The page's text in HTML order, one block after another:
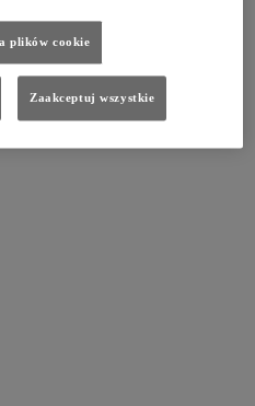
plików cookie
Zaakceptuj wszystkie